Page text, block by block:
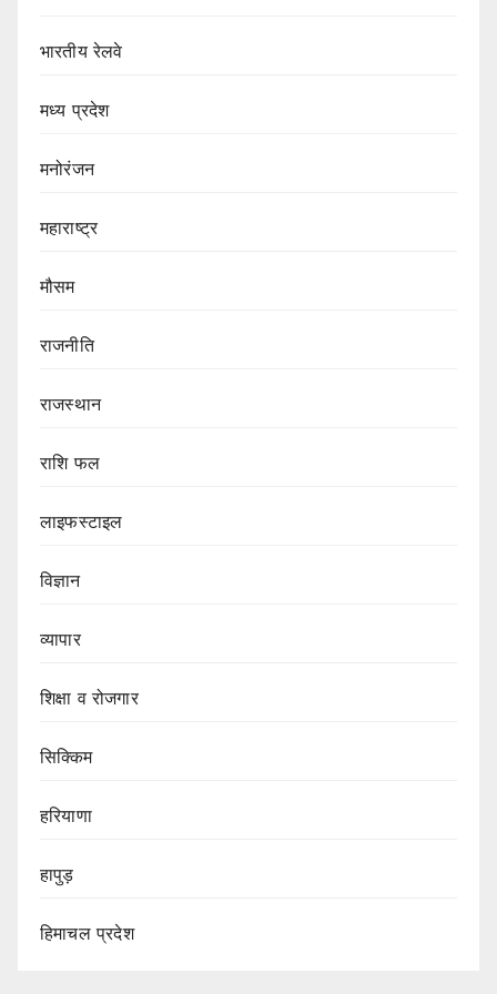
भारतीय रेलवे
मध्य प्रदेश
मनोरंजन
महाराष्ट्र
मौसम
राजनीति
राजस्थान
राशि फल
लाइफस्टाइल
विज्ञान
व्यापार
शिक्षा व रोजगार
सिक्किम
हरियाणा
हापुड़
हिमाचल प्रदेश